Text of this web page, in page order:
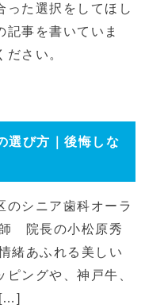
った選択をしてほし
記事を書いていま
さい。
選び方｜後悔しな
のシニア歯科オーラ
院長の小松原秀
緒あふれる美しい
ングや、神戸牛、
[…]